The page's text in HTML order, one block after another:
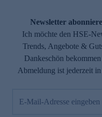
Newsletter
Ich möchte den HSE-
Trends, Angebote &
Dankeschön
Abmeldung ist jederzeit
E-Mail-Adresse eingeben